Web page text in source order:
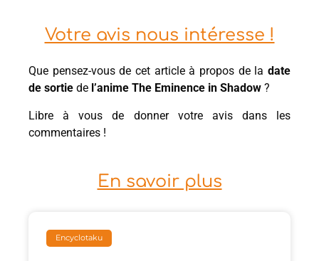
Votre avis nous intéresse !
Que pensez-vous de cet article à propos de la date
de sortie de l’anime The Eminence in Shadow ?
Libre à vous de donner votre avis dans les
commentaires !
En savoir plus
Encyclotaku